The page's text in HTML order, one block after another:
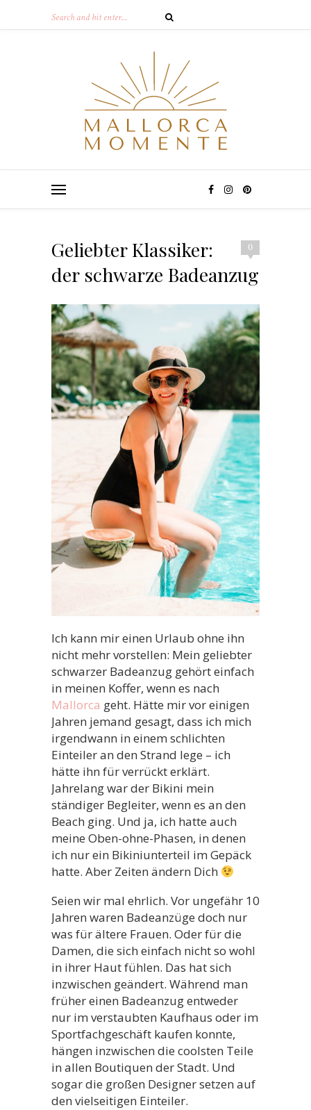
0
Geliebter Klassiker:
der schwarze Badeanzug
Ich kann mir einen Urlaub ohne ihn
nicht mehr vorstellen: Mein geliebter
schwarzer Badeanzug gehört einfach
in meinen Koffer, wenn es nach
Mallorca geht. Hätte mir vor einigen
Jahren jemand gesagt, dass ich mich
irgendwann in einem schlichten
Einteiler an den Strand lege – ich
hätte ihn für verrückt erklärt.
Jahrelang war der Bikini mein
ständiger Begleiter, wenn es an den
Beach ging. Und ja, ich hatte auch
meine Oben-ohne-Phasen, in denen
ich nur ein Bikiniunterteil im Gepäck
hatte. Aber Zeiten ändern Dich
Seien wir mal ehrlich. Vor ungefähr 10
Jahren waren Badeanzüge doch nur
was für ältere Frauen. Oder für die
Damen, die sich einfach nicht so wohl
in ihrer Haut fühlen. Das hat sich
inzwischen geändert. Während man
früher einen Badeanzug entweder
nur im verstaubten Kaufhaus oder im
Sportfachgeschäft kaufen konnte,
hängen inzwischen die coolsten Teile
in allen Boutiquen der Stadt. Und
sogar die großen Designer setzen auf
den vielseitigen Einteiler.